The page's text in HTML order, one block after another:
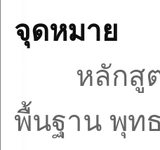
จุดหมาย
หลักสู
พื้นฐาน พุท